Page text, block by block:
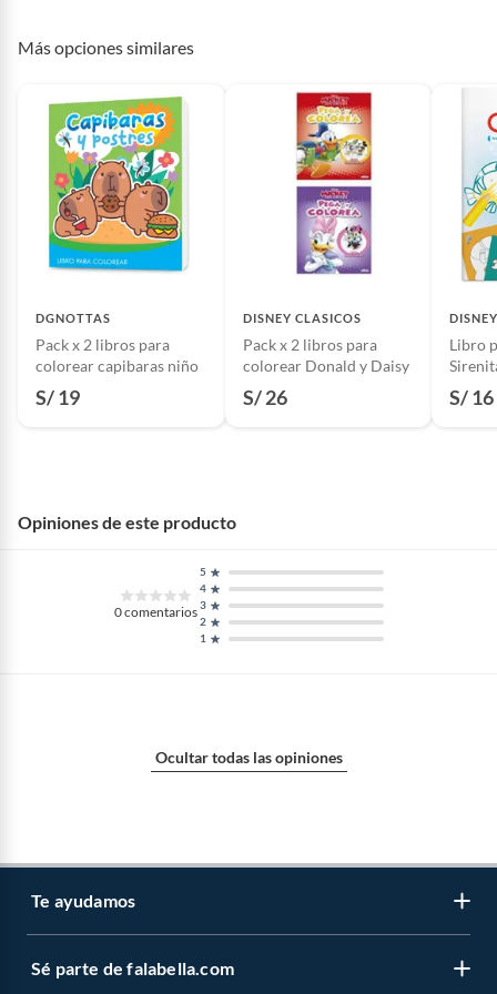
Licores y cigarros electrónicos.
Editorial dg ediciones
ISBN 7751035007320
Número de páginas 48
Más opciones similares
DGNOTTAS
Pack x 2 libros para
colorear capibaras niño
S/ 19
DISNEY CLASICOS
Pack x 2 libros para
colorear Donald y Daisy
S/ 26
Libro
S/ 16
Opiniones de este producto
0comentarios
1
2
3
4
5
Ocultar todas las opiniones
Te ayudamos
Atención por WhatsApp
Sé parte de falabella.com